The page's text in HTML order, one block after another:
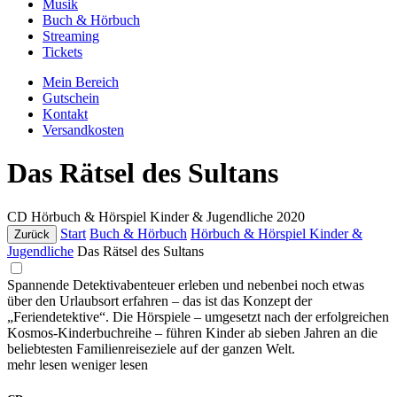
Musik
Buch & Hörbuch
Streaming
Tickets
Mein Bereich
Gutschein
Kontakt
Versandkosten
Das Rätsel des Sultans
CD Hörbuch & Hörspiel Kinder & Jugendliche 2020
Zurück Start Buch & Hörbuch Hörbuch & Hörspiel Kinder &
Jugendliche Das Rätsel des Sultans
Spannende Detektivabenteuer erleben und nebenbei noch etwas
über den Urlaubsort erfahren – das ist das Konzept der
„Feriendetektive“. Die Hörspiele – umgesetzt nach der erfolgreichen
Kosmos-Kinderbuchreihe – führen Kinder ab sieben Jahren an die
beliebtesten Familienreiseziele auf der ganzen Welt.
mehr lesen weniger lesen